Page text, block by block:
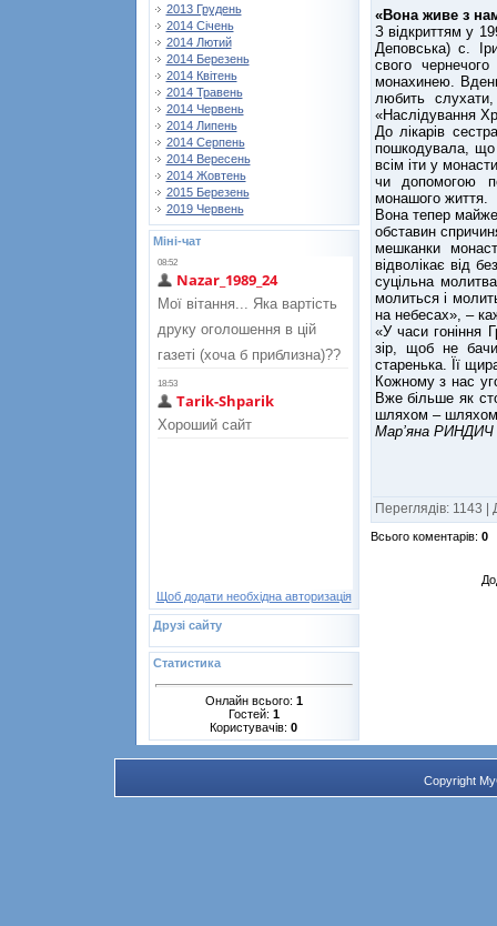
2013 Грудень
2014 Січень
2014 Лютий
2014 Березень
2014 Квітень
2014 Травень
2014 Червень
2014 Липень
2014 Серпень
2014 Вересень
2014 Жовтень
2015 Березень
2019 Червень
Міні-чат
Щоб додати необхідна авторизація
Друзі сайту
Статистика
Онлайн всього: 1
Гостей: 1
Користувачів: 0
«Вона живе з
З відкриттям у
Деповська) с.
свого
монахинею.
любить
«Наслідування
До лікарів
пошкодувала, що
всім іти у
чи допомогою
монашого життя.
Вона тепер
обставин
мешканки
відволікає від
суцільна
молиться і
на небесах», –
«У часи гоніння
зір, щоб не
старенька. Її
Кожному з нас
Вже більше як
шляхом –
Мар’яна
Переглядів: 1143 |
Всього коментарів: 0
Copyright